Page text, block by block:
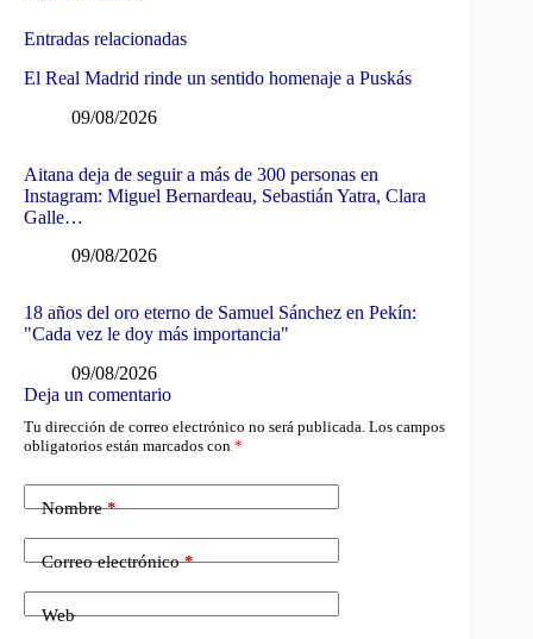
Entradas relacionadas
El Real Madrid rinde un sentido homenaje a Puskás
09/08/2026
Aitana deja de seguir a más de 300 personas en
Instagram: Miguel Bernardeau, Sebastián Yatra, Clara
Galle…
09/08/2026
18 años del oro eterno de Samuel Sánchez en Pekín:
"Cada vez le doy más importancia"
09/08/2026
Deja un comentario
Tu dirección de correo electrónico no será publicada. Los campos
obligatorios están marcados con *
Nombre*
Correo electrónico*
Web